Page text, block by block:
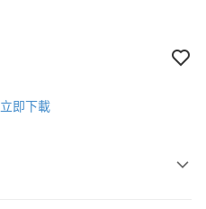
立即下載